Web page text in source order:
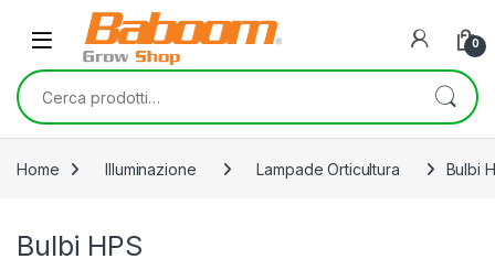
Skip to navigation
Skip to content
0
Cerca:
Home Illuminazione Lampade Orticultura Bulbi
Bulbi HPS